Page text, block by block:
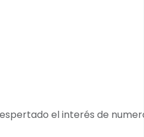
el interés de